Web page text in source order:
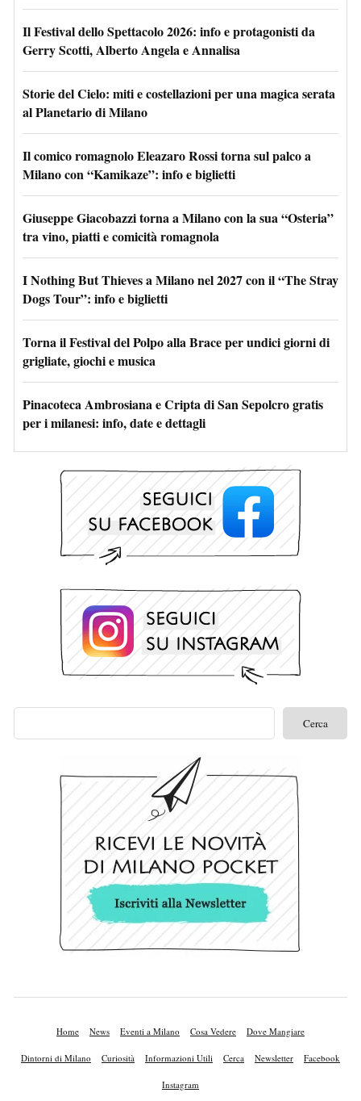
Il Festival dello Spettacolo 2026: info e protagonisti da
Gerry Scotti, Alberto Angela e Annalisa
Storie del Cielo: miti e costellazioni per una magica serata
al Planetario di Milano
Il comico romagnolo Eleazaro Rossi torna sul palco a
Milano con “Kamikaze”: info e biglietti
Giuseppe Giacobazzi torna a Milano con la sua “Osteria”
tra vino, piatti e comicità romagnola
I Nothing But Thieves a Milano nel 2027 con il “The Stray
Dogs Tour”: info e biglietti
Torna il Festival del Polpo alla Brace per undici giorni di
grigliate, giochi e musica
Pinacoteca Ambrosiana e Cripta di San Sepolcro gratis
per i milanesi: info, date e dettagli
Home News Eventi a Milano Cosa Vedere Dove Mangiare
Dintorni di Milano Curiosità Informazioni Utili Cerca Newsletter Facebook
Instagram